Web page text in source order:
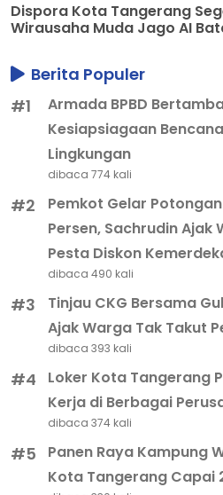
Dispora Kota Tangerang
Wirausaha Muda Jago AI
Berita Populer
#1
Armada BPBD
Kesiapsiagaan
Lingkungan
dibaca 774 kali
#2
Pemkot Gelar
Persen, Sachrudin
Pesta Diskon
dibaca 490 kali
#3
Tinjau CKG Bersama
Ajak Warga Tak Takut
dibaca 393 kali
#4
Loker Kota Tangerang
Kerja di Berbagai
dibaca 374 kali
#5
Panen Raya Kampung
Kota Tangerang Capai